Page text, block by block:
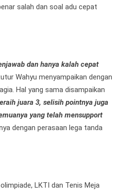
salah dan soal adu cepat
dan hanya kalah cepat
Wahyu menyampaikan dengan
Hal yang sama disampaikan
juara 3, selisih pointnya juga
yang telah mensupport
dengan perasaan lega tanda
LKTI dan Tenis Meja